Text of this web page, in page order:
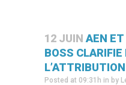
12 JUIN AEN ET
BOSS CLARIFIE
L’ATTRIBUTION
Posted at 09:31h in by